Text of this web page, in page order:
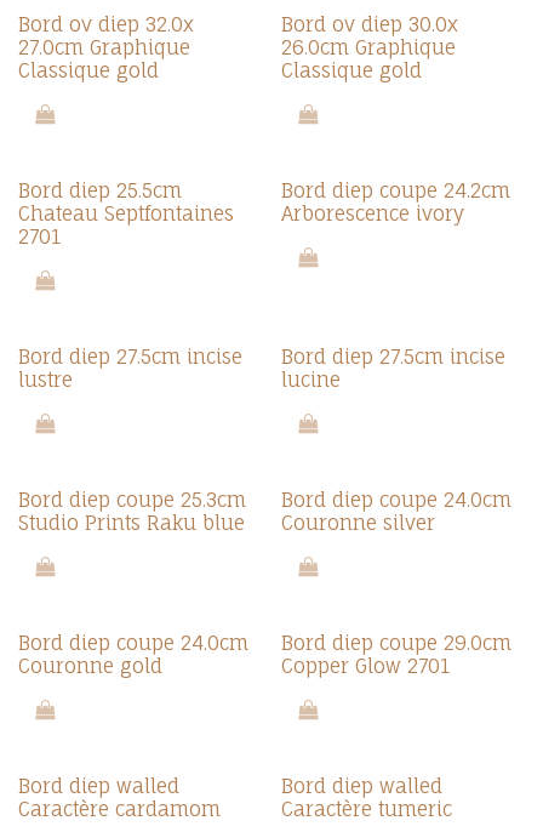
Bord ov diep 32.0x
27.0cm Graphique
Classique gold
Bord ov diep 30.0x
26.0cm Graphique
Classique gold
Bord diep 25.5cm
Chateau Septfontaines
2701
Bord diep coupe 24.2cm
Arborescence ivory
Bord diep 27.5cm incise
lustre
Bord diep 27.5cm incise
lucine
Bord diep coupe 25.3cm
Studio Prints Raku blue
Bord diep coupe 24.0cm
Couronne silver
Bord diep coupe 24.0cm
Couronne gold
Bord diep coupe 29.0cm
Copper Glow 2701
Bord diep walled
Caractère cardamom
Bord diep walled
Caractère tumeric